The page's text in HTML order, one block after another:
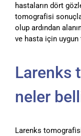
hastaların dört
tomografisi
olup ardından
ve hasta için
Larenks
neler
Larenks